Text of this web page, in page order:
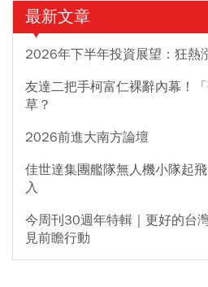
最新文章
2026年下半年投資展望：狂熱
友達二把手柯富仁裸辭內幕！
草？
2026前進大南方論壇
佳世達集團艦隊無人機小隊起
入
今周刊30週年特輯｜更好的台
見前瞻行動